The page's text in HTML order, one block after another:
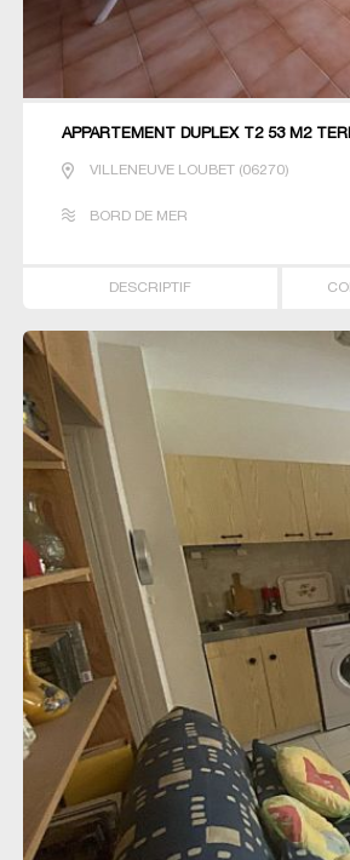
APPARTEMENT DUPLEX T2 53 M2
VILLENEUVE LOUBET (06270)
BORD DE MER
DESCRIPTIF